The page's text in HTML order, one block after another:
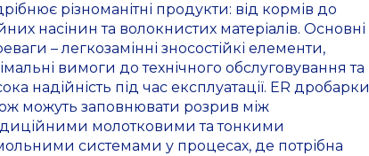
різноманітні продукти: від кормів до
насінин та волокнистих матеріалів. Основні
– легкозамінні зносостійкі елементи,
вимоги до технічного обслуговування та
надійність під час експлуатації. ER дробарки
можуть заповнювати розрив між
молотковими та тонкими
системами у процесах, де потрібна